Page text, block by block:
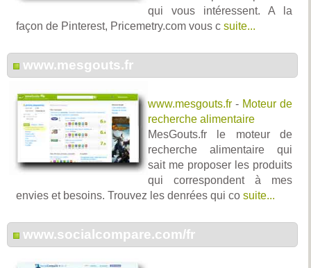
qui vous intéressent. A la
façon de Pinterest, Pricemetry.com vous c suite...
www.mesgouts.fr
www.mesgouts.fr - Moteur de
recherche alimentaire
MesGouts.fr le moteur de
recherche alimentaire qui
sait me proposer les produits
qui correspondent à mes
envies et besoins. Trouvez les denrées qui co suite...
www.socialcompare.com/fr